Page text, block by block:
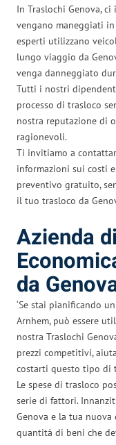
In Traslochi Genova,
vengano maneggiati
esperti utilizzano
lungo viaggio da
venga danneggiato
Tutti i nostri
processo di trasloco
nostra reputazione di
ragionevoli.
Ti invitiamo a
informazioni sui costi
preventivo gratuito,
il tuo trasloco da
Azienda
da
‘Se stai pianificando
Arnhem, può essere
nostra Traslochi
prezzi competitivi,
costarti questo tipo di
Le spese di trasloco
serie di fattori.
Genova e la tua nuova
quantità di beni che